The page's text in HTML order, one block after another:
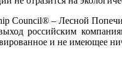
Council® – Лесной
российским
и не имеющее